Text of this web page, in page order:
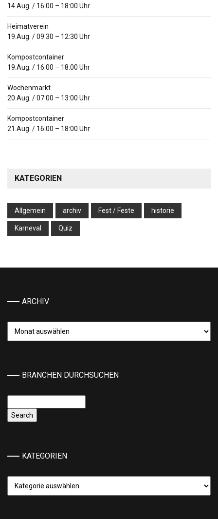
14.Aug. / 16:00 – 18:00 Uhr
Heimatverein
19.Aug. /09:30 – 12:30 Uhr
Kompostcontainer
19.Aug. / 16:00 – 18:00 Uhr
Wochenmarkt
20.Aug. /07:00 – 13:00 Uhr
Kompostcontainer
21.Aug. / 16:00 – 18:00 Uhr
KATEGORIEN
Allgemein archiv Fest / Feste historie
Karneval Quiz
ARCHIV
BRANCHEN DURCHSUCHEN
KATEGORIEN